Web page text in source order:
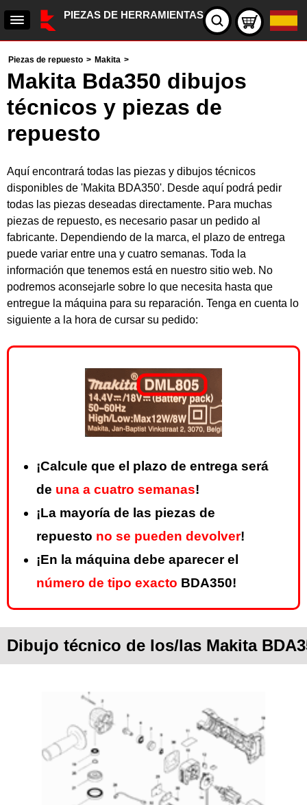
PIEZAS DE HERRAMIENTAS
Piezas de repuesto > Makita >
Makita Bda350 dibujos
técnicos y piezas de
repuesto
Aquí encontrará todas las piezas y dibujos técnicos
disponibles de 'Makita BDA350'. Desde aquí podrá pedir
todas las piezas deseadas directamente. Para muchas
piezas de repuesto, es necesario pasar un pedido al
fabricante. Dependiendo de la marca, el plazo de entrega
puede variar entre una y cuatro semanas. Toda la
información que tenemos está en nuestro sitio web. No
podremos aconsejarle sobre lo que necesita hasta que
entregue la máquina para su reparación. Tenga en cuenta lo
siguiente a la hora de cursar su pedido:
¡Calcule que el plazo de entrega será
de una a cuatro semanas!
¡La mayoría de las piezas de
repuesto no se pueden devolver!
¡En la máquina debe aparecer el
número de tipo exacto BDA350!
Dibujo técnico de los/las Makita